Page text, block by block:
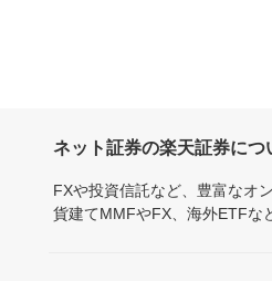
ネット証券の楽天証券につ
FXや投資信託など、豊富なオ
貨建てMMFやFX、海外ETFな